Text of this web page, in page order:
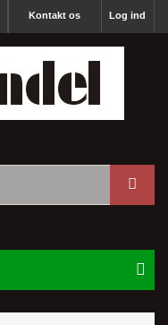
Log ind
Kontakt os